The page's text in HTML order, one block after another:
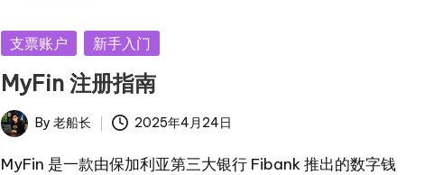
Posted
支票账户 新手入门
MyFin 注册指南
Posted
by
By 老船长 2025年4月24日
MyFin 是一款由保加利亚第三大银行 Fibank 推出的数字钱